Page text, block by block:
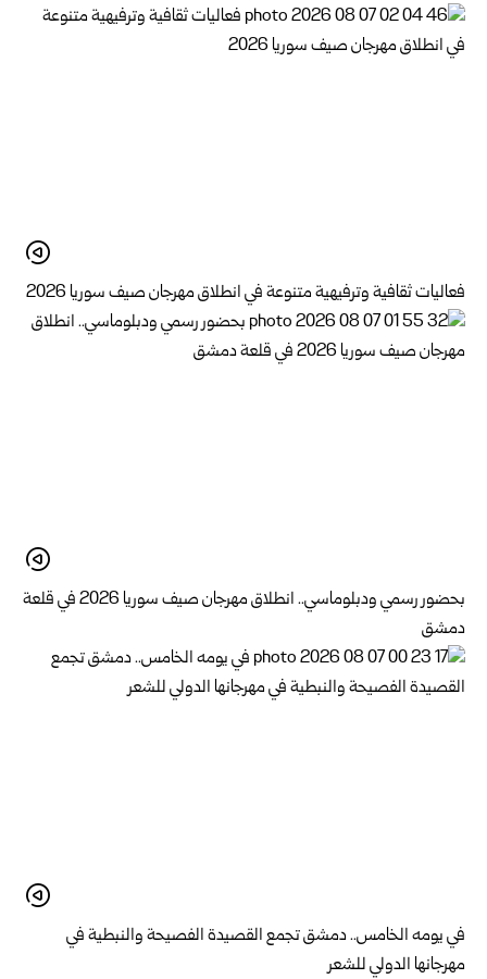
فعاليات ثقافية وترفيهية متنوعة في انطلاق مهرجان صيف سوريا 2026
بحضور رسمي ودبلوماسي.. انطلاق مهرجان صيف سوريا 2026 في قلعة
دمشق
في يومه الخامس.. دمشق تجمع القصيدة الفصيحة والنبطية في
مهرجانها الدولي للشعر